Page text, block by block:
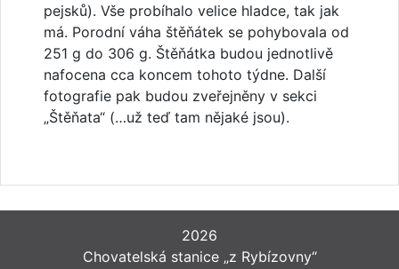
pejsků). Vše probíhalo velice hladce, tak jak
má. Porodní váha štěňátek se pohybovala od
251 g do 306 g. Štěňátka budou jednotlivě
nafocena cca koncem tohoto týdne. Další
fotografie pak budou zveřejněny v sekci
„Štěňata“ (…už teď tam nějaké jsou).
2026
Chovatelská stanice „z Rybízovny“